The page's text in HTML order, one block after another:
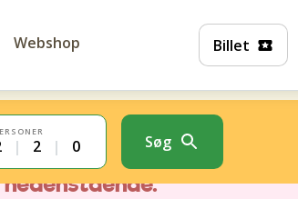
Webshop Billet
| 2 | 0 Søg
din søgning. Ellers finder